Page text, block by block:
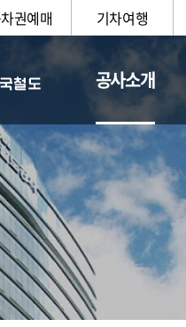
권예매 기차여행
공사소개
일반현황